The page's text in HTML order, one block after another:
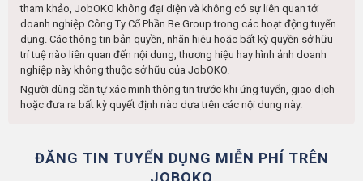
tham khảo, JobOKO không đại diện và không có sự liên quan tới
doanh nghiệp Công Ty Cổ Phần Be Group trong các hoạt động tuyển
dụng. Các thông tin bản quyền, nhãn hiệu hoặc bất kỳ quyền sở hữu
trí tuệ nào liên quan đến nội dung, thương hiệu hay hình ảnh doanh
nghiệp này không thuộc sở hữu của JobOKO.
Người dùng cần tự xác minh thông tin trước khi ứng tuyển, giao dịch
hoặc đưa ra bất kỳ quyết định nào dựa trên các nội dung này.
ĐĂNG TIN TUYỂN DỤNG MIỄN PHÍ TRÊN
JOBOKO